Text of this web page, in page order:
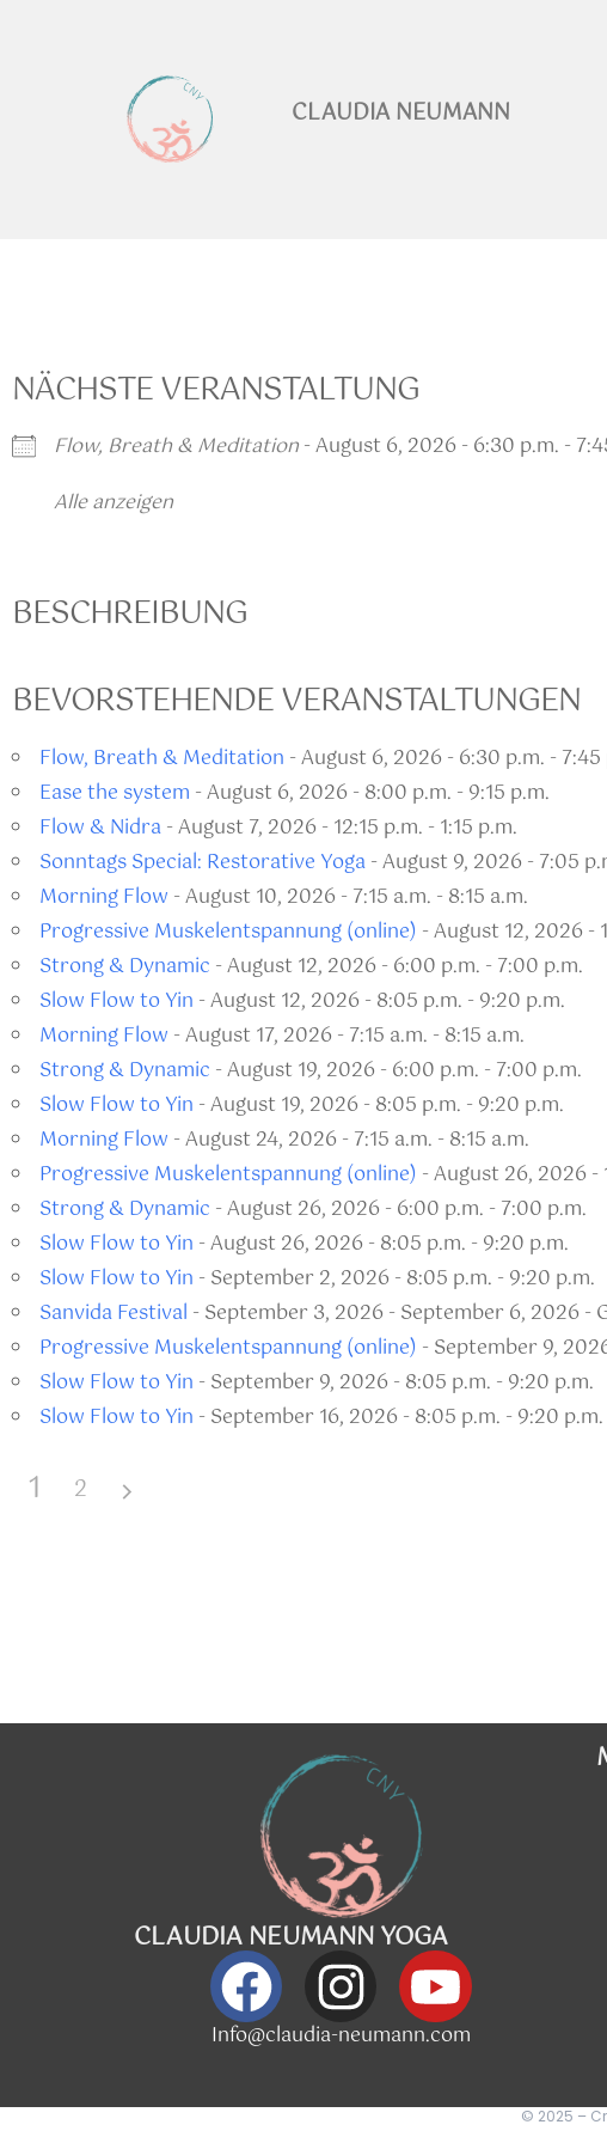
CLAUDIA NEUMANN
NÄCHSTE VERANSTALTUNG
Flow, Breath & Meditation- August 6, 2026 - 6:30 p.m. -
Alle anzeigen
BESCHREIBUNG
BEVORSTEHENDE VERANSTALTUNGEN
Flow, Breath & Meditation - August 6, 2026 - 6:30 p.m. - 7:45
Ease the system - August 6, 2026 - 8:00 p.m. - 9:15 p.m.
Flow & Nidra- August 7, 2026 - 12:15 p.m. - 1:15 p.m.
Sonntags Special: Restorative Yoga- August 9, 2026 - 7:05
Morning Flow - August 10, 2026 - 7:15 a.m. - 8:15 a.m.
Progressive Muskelentspannung (online) - August 12, 2026 -
Strong & Dynamic - August 12, 2026 - 6:00 p.m. - 7:00 p.m.
Slow Flow to Yin - August 12, 2026 - 8:05 p.m. - 9:20 p.m.
Morning Flow - August 17, 2026 - 7:15 a.m. - 8:15 a.m.
Strong & Dynamic - August 19, 2026 - 6:00 p.m. - 7:00 p.m.
Slow Flow to Yin - August 19, 2026 - 8:05 p.m. - 9:20 p.m.
Morning Flow - August 24, 2026 - 7:15 a.m. - 8:15 a.m.
Progressive Muskelentspannung (online) - August 26, 2026 -
Strong & Dynamic - August 26, 2026 - 6:00 p.m. - 7:00 p.m.
Slow Flow to Yin - August 26, 2026 - 8:05 p.m. - 9:20 p.m.
Slow Flow to Yin - September 2, 2026 - 8:05 p.m. - 9:20 p.m.
Sanvida Festival - September 3, 2026 - September 6, 2026 -
Progressive Muskelentspannung (online) - September 9,
Slow Flow to Yin - September 9, 2026 - 8:05 p.m. - 9:20 p.m.
Slow Flow to Yin - September 16, 2026 - 8:05 p.m. - 9:20 p.m.
1 2
CLAUDIA NEUMANN YOGA
Info@claudia-neumann.com
© 2025 –